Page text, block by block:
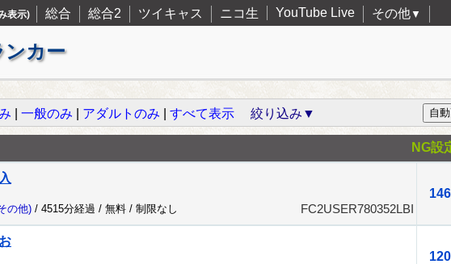
表示) 総合 総合2 ツイキャス ニコ生 YouTube Live その他▼
ンカー
一般のみ アダルトのみ すべて表示 絞り込み▼
NG設
146
の他) / 4515分経過 / 無料 / 制限なし FC2USER780352LBI
120